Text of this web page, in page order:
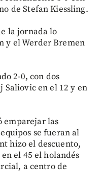
de Stefan Kiessling.
la jornada lo
y el Werder Bremen
2-0, con dos
Saliovic en el 12 y en
emparejar las
se fueran al
hizo el descuento,
el 45 el holandés
a centro de